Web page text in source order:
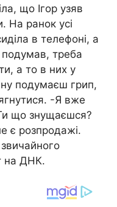
що Ігор узяв
На ранок усі
в телефоні, а
подумав, треба
а то в них у
подумаєш грип,
-Я вже
що знущаєшся?
є розпродажі.
на ДHК.